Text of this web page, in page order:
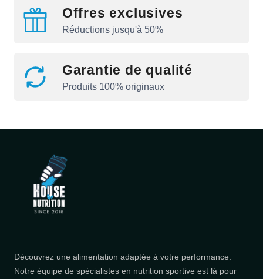
Offres exclusives
Réductions jusqu'à 50%
Garantie de qualité
Produits 100% originaux
Découvrez une alimentation adaptée à votre performance.
Notre équipe de spécialistes en nutrition sportive est là pour